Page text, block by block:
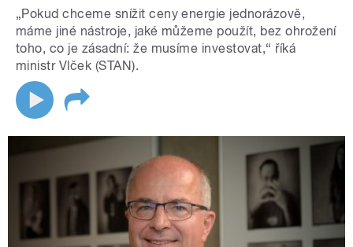
„Pokud chceme snížit ceny energie jednorázově,
máme jiné nástroje, jaké můžeme použít, bez ohrožení
toho, co je zásadní: že musíme investovat,“ říká
ministr Vlček (STAN).